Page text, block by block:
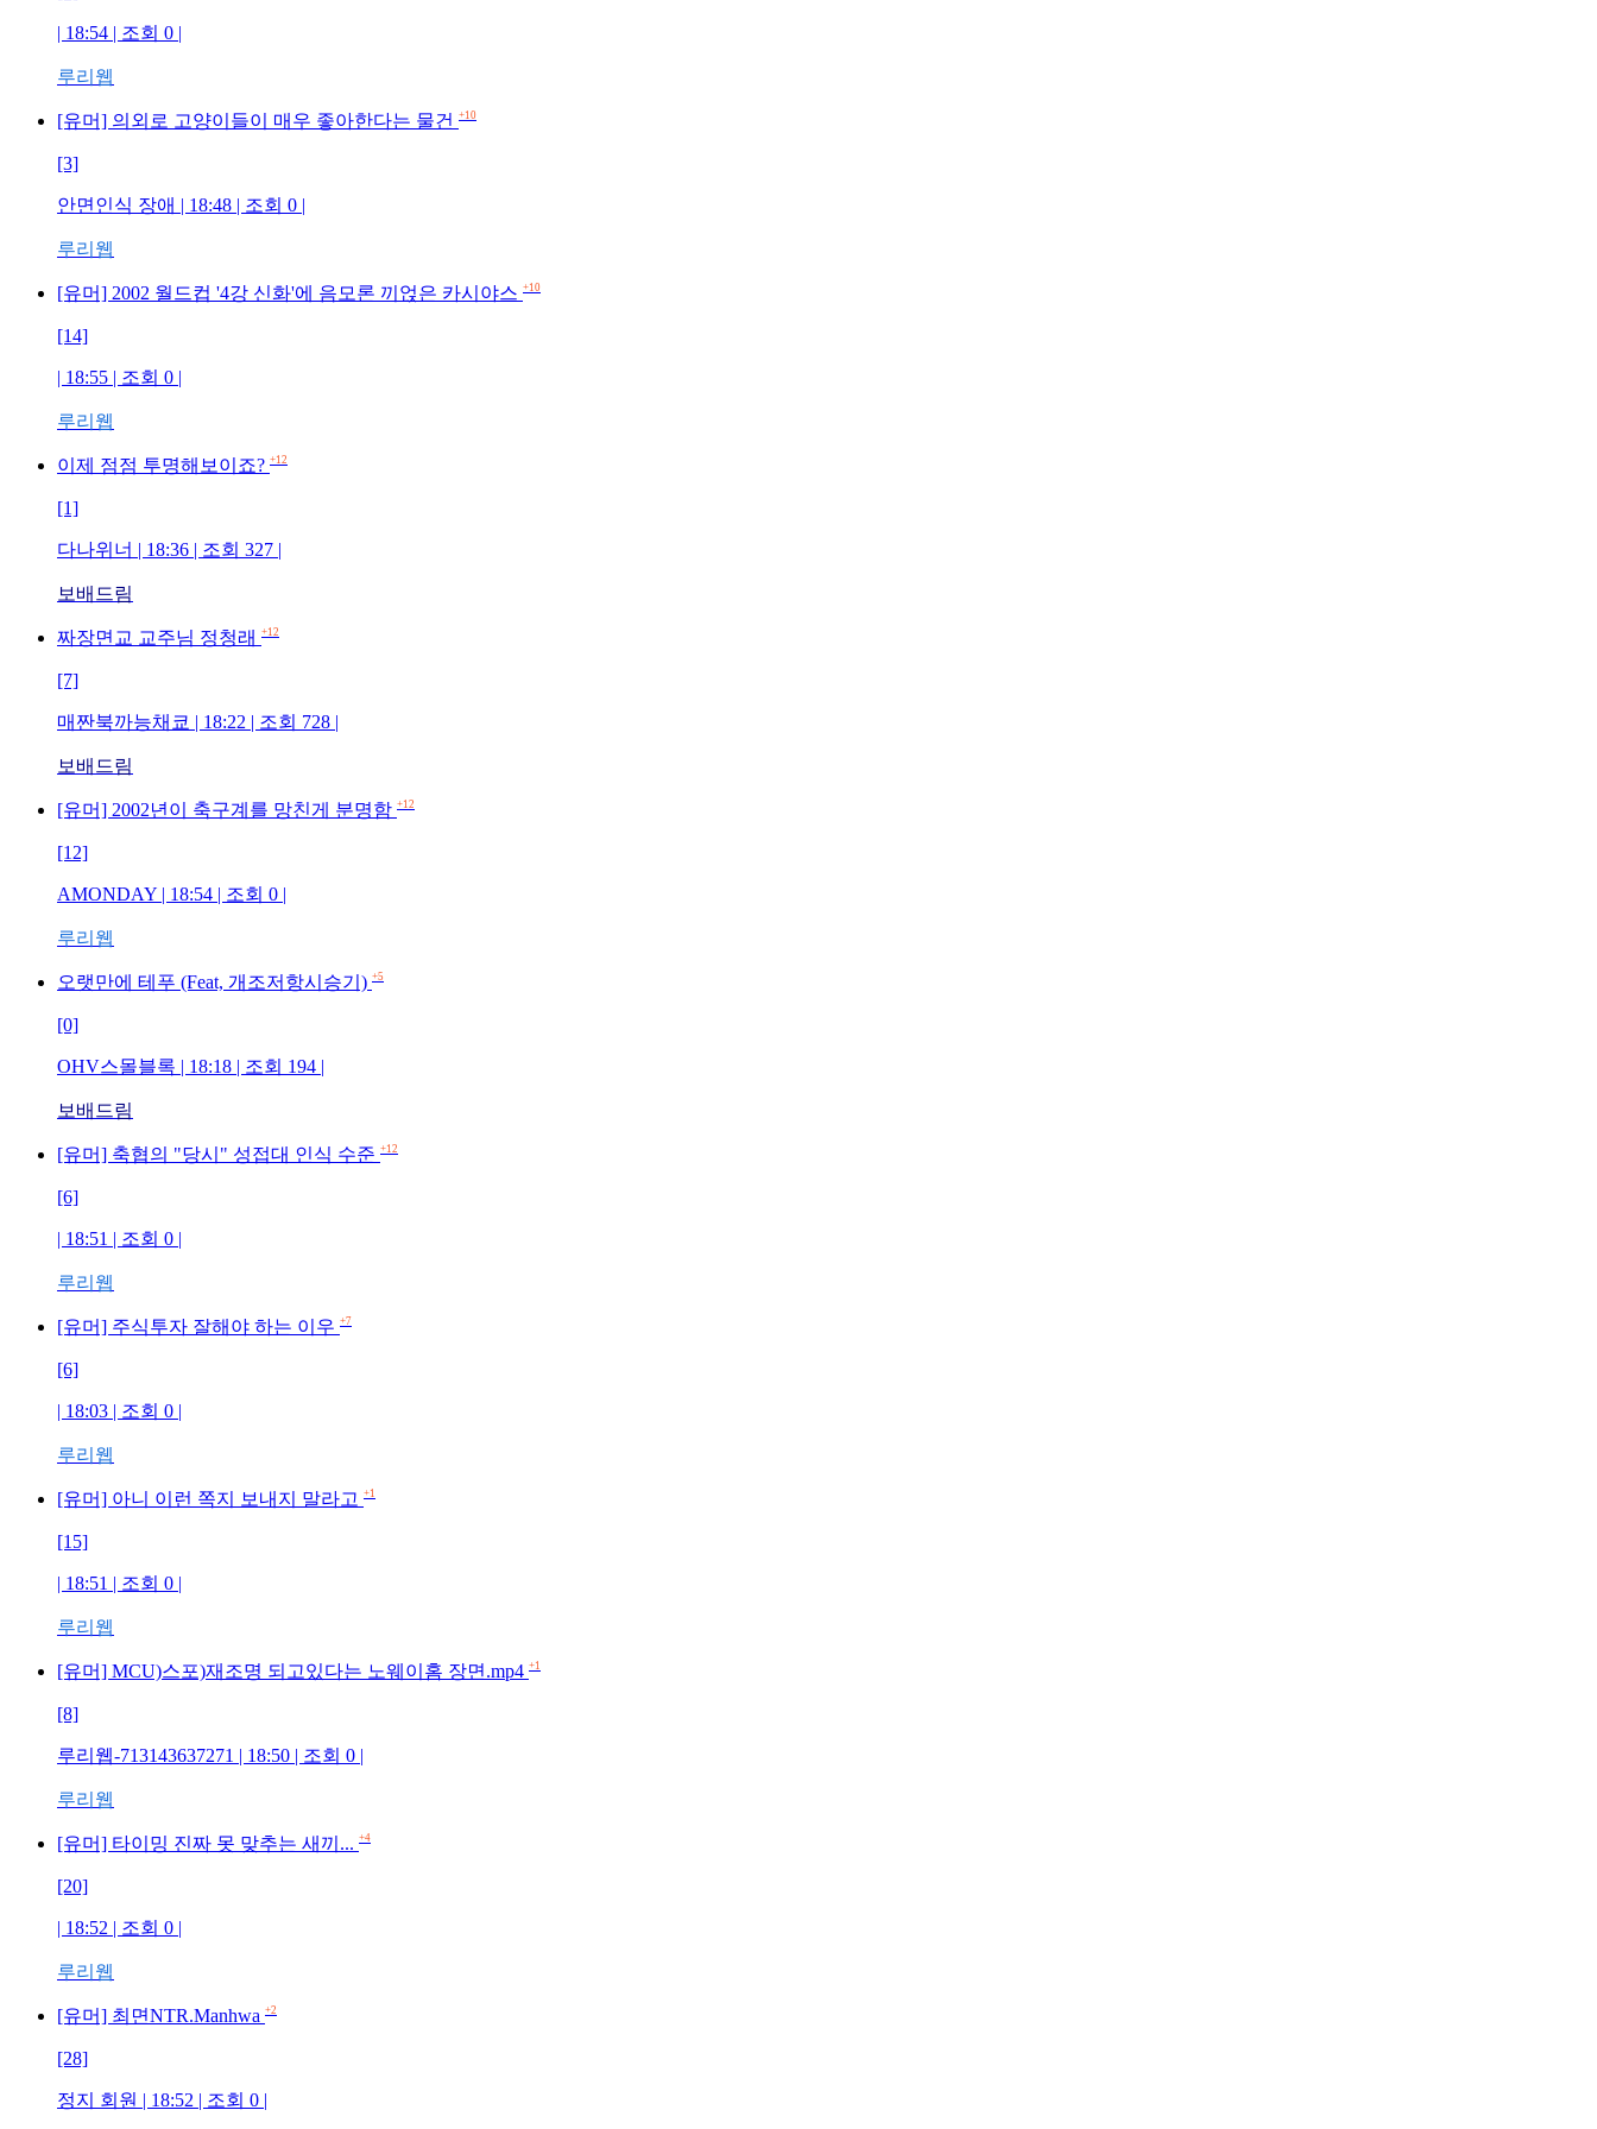
| 18:54 | 조회 0 |
루리웹
[유머] 의외로 고양이들이 매우 좋아한다는 물건 +10
[3]
안면인식 장애 | 18:48 | 조회 0 |
루리웹
[유머] 2002 월드컵 '4강 신화'에 음모론 끼얹은 카시야스 +10
[14]
| 18:55 | 조회 0 |
루리웹
이제 점점 투명해보이죠? +12
[1]
다나위너 | 18:36 | 조회 327 |
보배드림
짜장면교 교주님 정청래 +12
[7]
매짠북까능채쿄 | 18:22 | 조회 728 |
보배드림
[유머] 2002년이 축구계를 망친게 분명함 +12
[12]
AMONDAY | 18:54 | 조회 0 |
루리웹
오랫만에 테푸 (Feat, 개조저항시승기) +5
[0]
OHV스몰블록 | 18:18 | 조회 194 |
보배드림
[유머] 축협의 "당시" 성접대 인식 수준 +12
[6]
| 18:51 | 조회 0 |
루리웹
[유머] 주식투자 잘해야 하는 이우 +7
[6]
| 18:03 | 조회 0 |
루리웹
[유머] 아니 이런 쪽지 보내지 말라고 +1
[15]
| 18:51 | 조회 0 |
루리웹
[유머] MCU)스포)재조명 되고있다는 노웨이홈 장면.mp4 +1
[8]
루리웹-713143637271 | 18:50 | 조회 0 |
루리웹
[유머] 타이밍 진짜 못 맞추는 새끼... +4
[20]
| 18:52 | 조회 0 |
루리웹
[유머] 최면NTR.Manhwa +2
[28]
정지 회원 | 18:52 | 조회 0 |